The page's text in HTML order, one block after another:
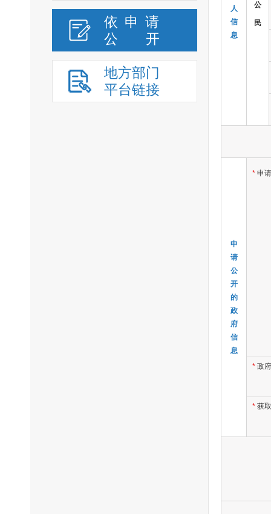
依申请
公
开
地方部门
平台链接
人
信
息
公
民
申
请
公
开
的
政
府
信
息
* 申
* 政
* 获